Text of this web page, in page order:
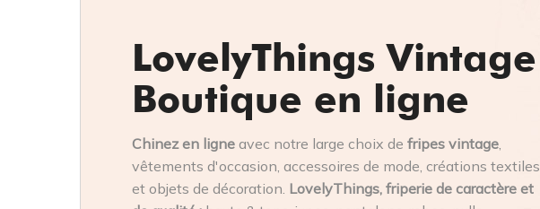
LovelyThings Vintage
Boutique en ligne
Chinez en ligne avec notre large choix de fripes vintage,
vêtements d'occasion, accessoires de mode, créations textiles
et objets de décoration. LovelyThings, friperie de caractère et